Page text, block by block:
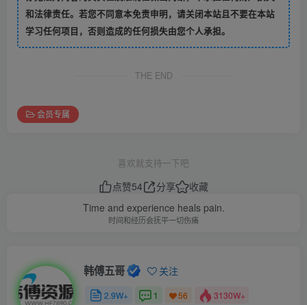
和法律责任。若您不同意本免责申明，请关闭本站且不要在本站
学习任何项目，否则造成的任何损失由您个人承担。
THE END
会员专属
喜欢就支持一下吧
点赞54 分享
收藏
Time and experience heals pain.
时间和经历会抚平一切伤痛
韩傅五哥 关注
2.9W+ 1 56 3130W+